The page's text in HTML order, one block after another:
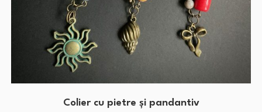
Colier cu pietre și pandantiv